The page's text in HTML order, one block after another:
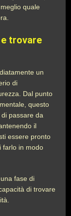
quale
trovare
un
di
Dal punto
questo
passare da
il
essere pronto
farlo in modo
fase di
di trovare